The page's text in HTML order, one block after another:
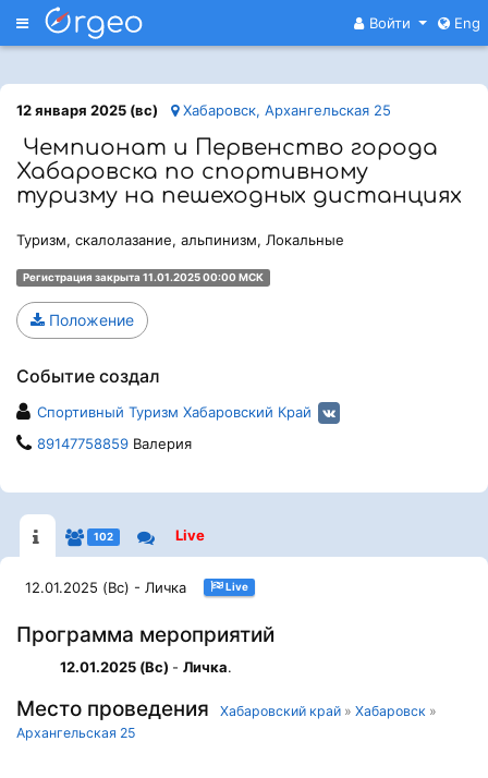
Меню Войти Eng
12 января 2025 (вс) Хабаровск, Архангельская 25
Чемпионат и Первенство города
Хабаровска по спортивному
туризму на пешеходных дистанциях
Туризм, скалолазание, альпинизм, Локальные
Регистрация закрыта 11.01.2025 00:00 МСК
Положение
Событие создал
Спортивный Туризм Хабаровский Край
89147758859 Валерия
102 Live
12.01.2025 (Вс) - Личка Live
Программа мероприятий
12.01.2025 (Вс) - Личка.
Место проведения Хабаровский край » Хабаровск »
Архангельская 25